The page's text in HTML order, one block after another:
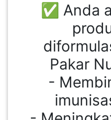
✅ Anda
Pakar
-
MELAKA(53)
PENANG(2)
KUALA